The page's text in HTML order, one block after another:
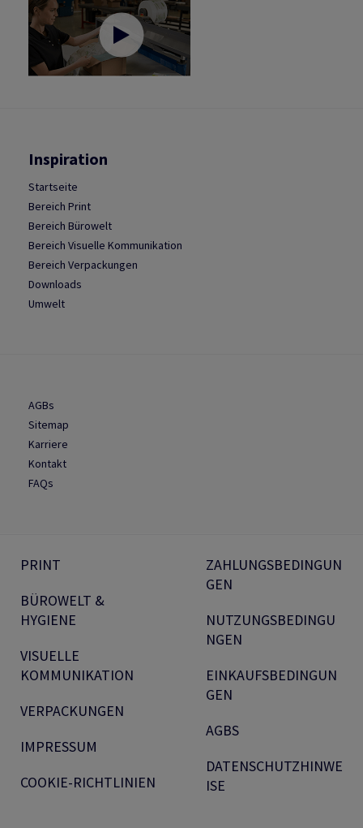
Inspiration
Startseite
Bereich Print
Bereich Bürowelt
Bereich Visuelle Kommunikation
Bereich Verpackungen
Downloads
Umwelt
AGBs
Sitemap
Karriere
Kontakt
FAQs
PRINT
BÜROWELT &
HYGIENE
VISUELLE
KOMMUNIKATION
VERPACKUNGEN
IMPRESSUM
COOKIE-RICHTLINIEN
ZAHLUNGSBEDINGUN
GEN
NUTZUNGSBEDINGU
NGEN
EINKAUFSBEDINGUN
GEN
AGBS
DATENSCHUTZHINWE
ISE